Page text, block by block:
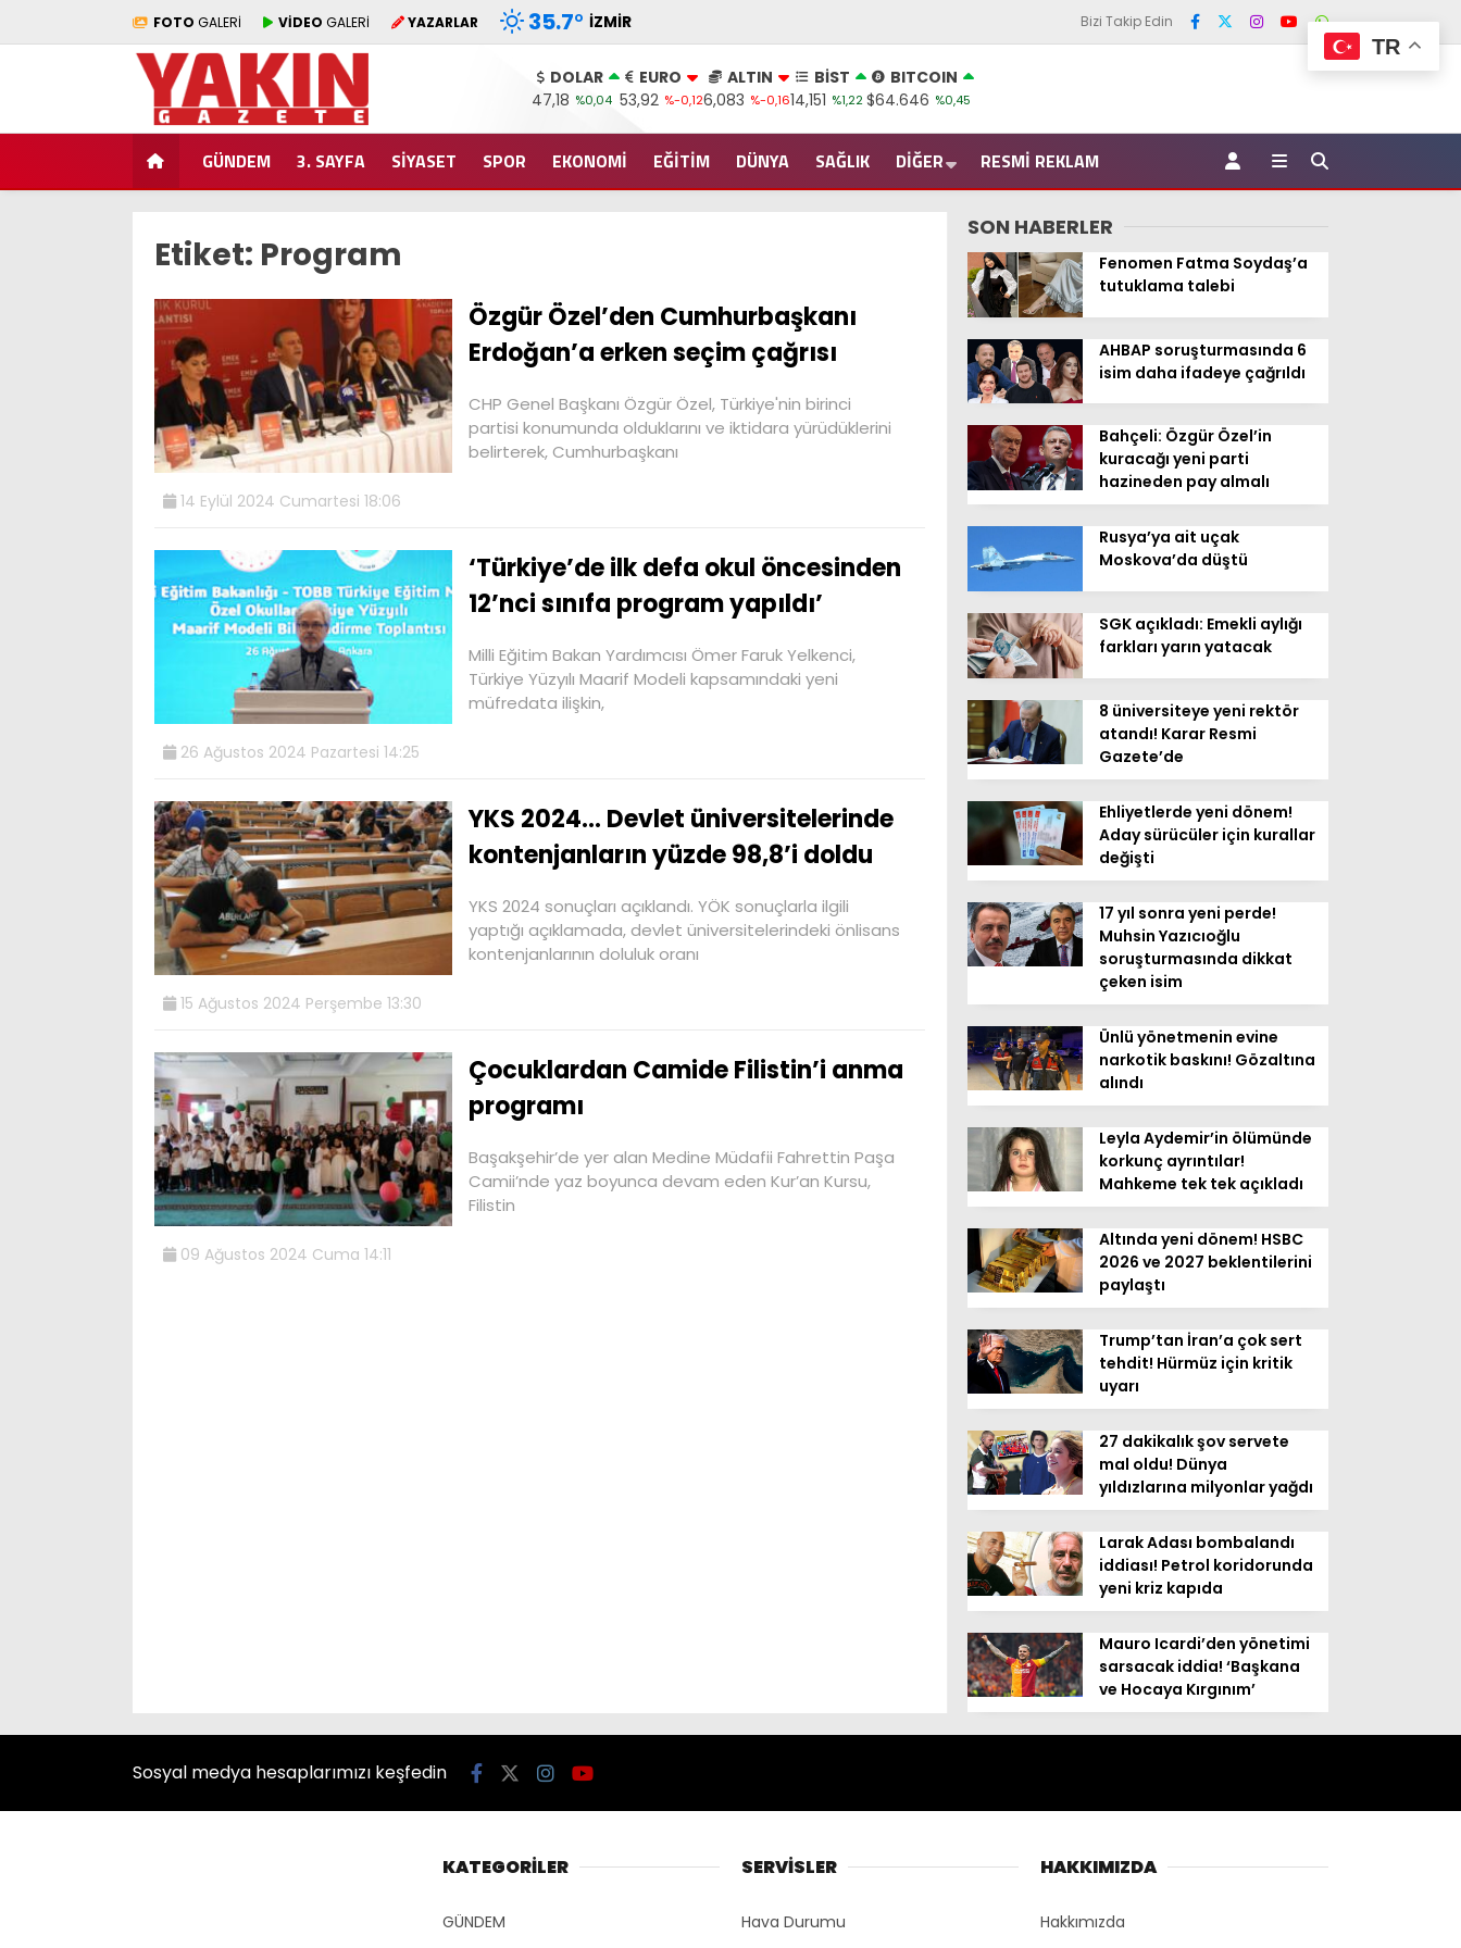
FOTO GALERİ VİDEO GALERİ YAZARLAR 35.7° İZMIR Bizi Takip Edin
DOLAR
47,18 %0,04
EURO
53,92 %-0,12
ALTIN
6,083 %-0,16
BİST
14,151 %1,22
BITCOIN
$64.646 %0,45
GÜNDEM 3. SAYFA SİYASET SPOR EKONOMİ EĞİTİM DÜNYA SAĞLIK DİĞER RESMI REKLAM
Etiket: Program
Özgür Özel’den Cumhurbaşkanı
Erdoğan’a erken seçim çağrısı
CHP Genel Başkanı Özgür Özel, Türkiye'nin birinci
partisi konumunda olduklarını ve iktidara yürüdüklerini
belirterek, Cumhurbaşkanı
14 Eylül 2024 Cumartesi 18:06
‘Türkiye’de ilk defa okul öncesinden
12’nci sınıfa program yapıldı’
Milli Eğitim Bakan Yardımcısı Ömer Faruk Yelkenci,
Türkiye Yüzyılı Maarif Modeli kapsamındaki yeni
müfredata ilişkin,
26 Ağustos 2024 Pazartesi 14:25
YKS 2024… Devlet üniversitelerinde
kontenjanların yüzde 98,8’i doldu
YKS 2024 sonuçları açıklandı. YÖK sonuçlarla ilgili
yaptığı açıklamada, devlet üniversitelerindeki önlisans
kontenjanlarının doluluk oranı
15 Ağustos 2024 Perşembe 13:30
Çocuklardan Camide Filistin’i anma
programı
Başakşehir’de yer alan Medine Müdafii Fahrettin Paşa
Camii’nde yaz boyunca devam eden Kur’an Kursu,
Filistin
09 Ağustos 2024 Cuma 14:11
SON HABERLER
Fenomen Fatma Soydaş’a
tutuklama talebi
AHBAP soruşturmasında 6
isim daha ifadeye çağrıldı
Bahçeli: Özgür Özel’in
kuracağı yeni parti
hazineden pay almalı
Rusya’ya ait uçak
Moskova’da düştü
SGK açıkladı: Emekli aylığı
farkları yarın yatacak
8 üniversiteye yeni rektör
atandı! Karar Resmi
Gazete’de
Ehliyetlerde yeni dönem!
Aday sürücüler için kurallar
değişti
17 yıl sonra yeni perde!
Muhsin Yazıcıoğlu
soruşturmasında dikkat
çeken isim
Ünlü yönetmenin evine
narkotik baskını! Gözaltına
alındı
Leyla Aydemir’in ölümünde
korkunç ayrıntılar!
Mahkeme tek tek açıkladı
Altında yeni dönem! HSBC
2026 ve 2027 beklentilerini
paylaştı
Trump’tan İran’a çok sert
tehdit! Hürmüz için kritik
uyarı
27 dakikalık şov servete
mal oldu! Dünya
yıldızlarına milyonlar yağdı
Larak Adası bombalandı
iddiası! Petrol koridorunda
yeni kriz kapıda
Mauro Icardi’den yönetimi
sarsacak iddia! ‘Başkana
ve Hocaya Kırgınım’
Sosyal medya hesaplarımızı keşfedin
KATEGORİLER
GÜNDEM
SERVİSLER
Hava Durumu
HAKKIMIZDA
Hakkımızda
TR